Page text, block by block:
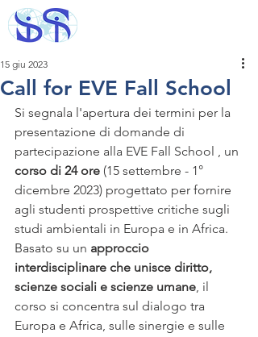
Call for EVE Fall School
15 giu 2023
Si segnala l'apertura dei termini per la
presentazione di domande di
partecipazione alla EVE Fall School , un
corso di 24 ore (15 settembre - 1°
dicembre 2023) progettato per fornire
agli studenti prospettive critiche sugli
studi ambientali in Europa e in Africa.
Basato su un approccio
interdisciplinare che unisce diritto,
scienze sociali e scienze umane, il
corso si concentra sul dialogo tra
Europa e Africa, sulle sinergie e sulle